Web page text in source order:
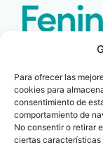
Para ofrecer las
cookies para
consentimiento de
comportamiento de
No consentir o retirar
ciertas características
C/ Villanueva,
28001
915 759 800
Copyright © 2025
Todos los